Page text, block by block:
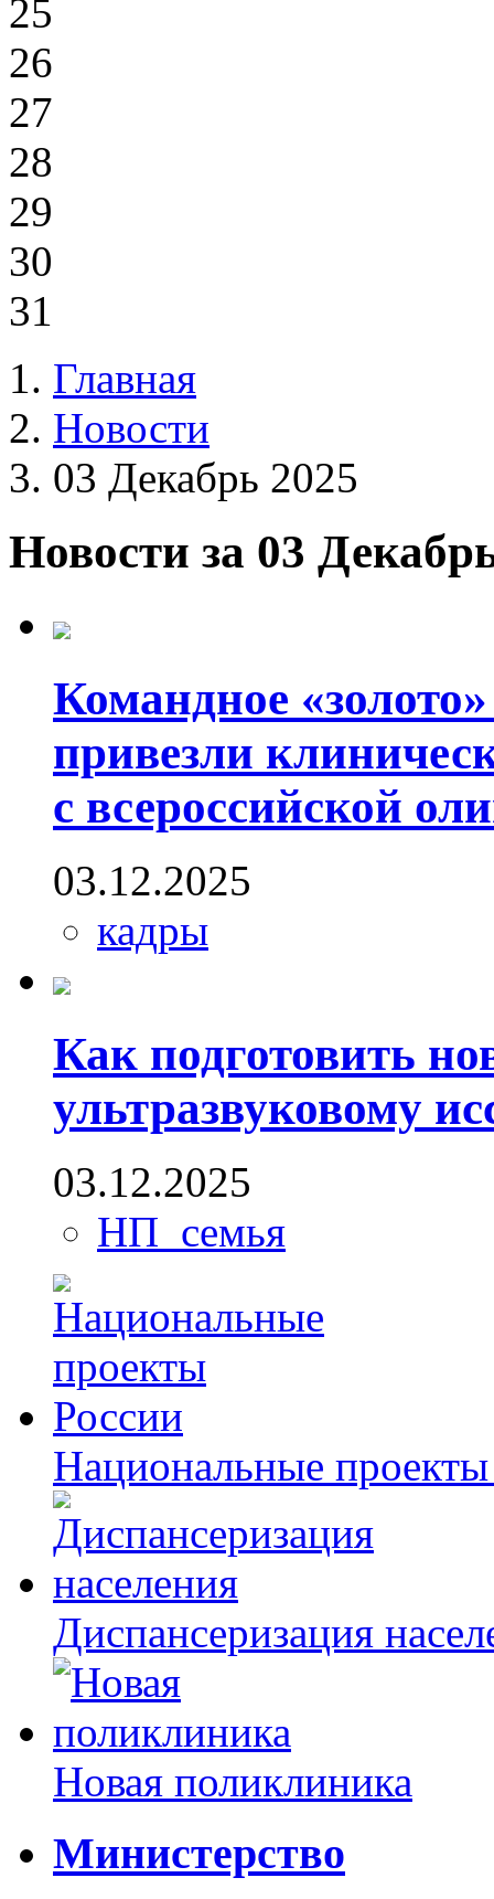
25
26
27
28
29
30
31
Главная
Новости
03 Декабрь 2025
Новости за 03
Командное
привезли
с всероссийской
03.12.2025
кадры
Как подготовить
ультразвуковому
03.12.2025
НП_семья
Национальные
Диспансеризация
Новая поликлиника
Министерство